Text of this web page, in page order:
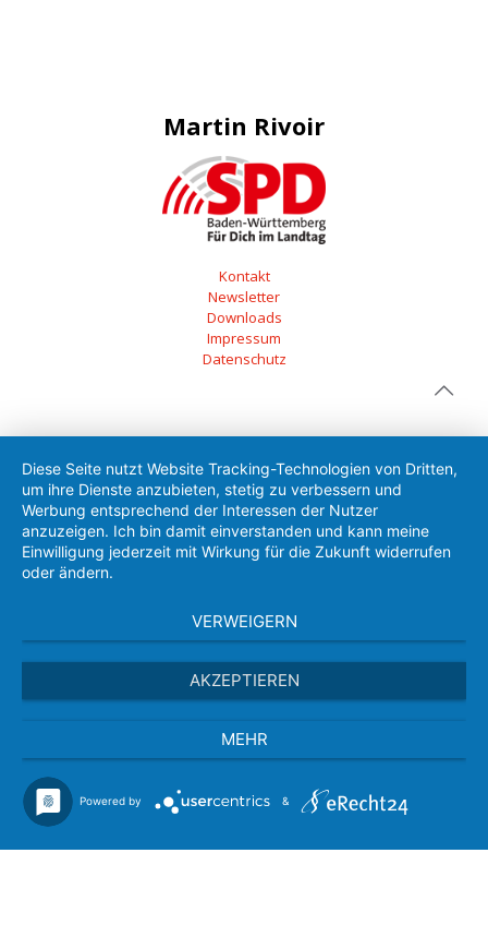
Martin Rivoir
Kontakt
Newsletter
Downloads
Impressum
Datenschutz
Diese Seite nutzt Website Tracking-Technologien von Dritten,
um ihre Dienste anzubieten, stetig zu verbessern und
Werbung entsprechend der Interessen der Nutzer
anzuzeigen. Ich bin damit einverstanden und kann meine
Einwilligung jederzeit mit Wirkung für die Zukunft widerrufen
oder ändern.
VERWEIGERN
AKZEPTIEREN
MEHR
Powered by &